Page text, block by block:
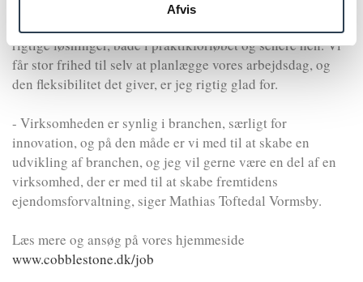
Afvis
været oplevelsen af, at ledelsen i Cobblestone bakker sine
rigtige løsninger, både i praktikforløbet og senere hen. Vi
får stor frihed til selv at planlægge vores arbejdsdag, og
den fleksibilitet det giver, er jeg rigtig glad for.
- Virksomheden er synlig i branchen, særligt for
innovation, og på den måde er vi med til at skabe en
udvikling af branchen, og jeg vil gerne være en del af en
virksomhed, der er med til at skabe fremtidens
ejendomsforvaltning, siger Mathias Toftedal Vormsby.
Læs mere og ansøg påvores hjemmeside
www.cobblestone.dk/job